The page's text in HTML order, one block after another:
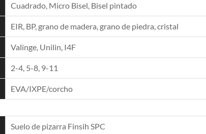
Cuadrado, Micro Bisel, Bisel pintado
EIR, BP, grano de madera, grano de piedra, cristal
Valinge, Unilin, I4F
2-4, 5-8, 9-11
EVA/IXPE/corcho
Suelo de pizarra Finsih SPC